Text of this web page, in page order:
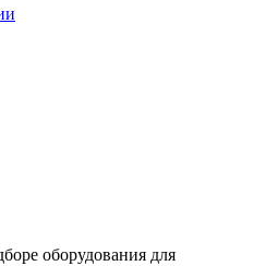
оборудования для